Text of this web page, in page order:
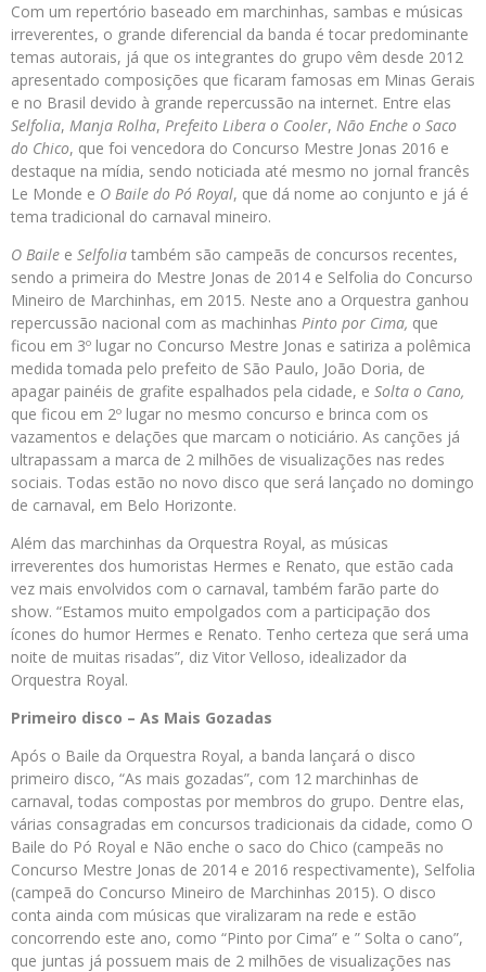
Com um repertório baseado em marchinhas, sambas e músicas
irreverentes, o grande diferencial da banda é tocar predominante
temas autorais, já que os integrantes do grupo vêm desde 2012
apresentado composições que ficaram famosas em Minas Gerais
e no Brasil devido à grande repercussão na internet. Entre elas
Selfolia, Manja Rolha, Prefeito Libera o Cooler, Não Enche o Saco
do Chico, que foi vencedora do Concurso Mestre Jonas 2016 e
destaque na mídia, sendo noticiada até mesmo no jornal francês
Le Monde e O Baile do Pó Royal, que dá nome ao conjunto e já é
tema tradicional do carnaval mineiro.
O Baile e Selfolia também são campeãs de concursos recentes,
sendo a primeira do Mestre Jonas de 2014 e Selfolia do Concurso
Mineiro de Marchinhas, em 2015. Neste ano a Orquestra ganhou
repercussão nacional com as machinhas Pinto por Cima, que
ficou em 3º lugar no Concurso Mestre Jonas e satiriza a polêmica
medida tomada pelo prefeito de São Paulo, João Doria, de
apagar painéis de grafite espalhados pela cidade, e Solta o Cano,
que ficou em 2º lugar no mesmo concurso e brinca com os
vazamentos e delações que marcam o noticiário. As canções já
ultrapassam a marca de 2 milhões de visualizações nas redes
sociais. Todas estão no novo disco que será lançado no domingo
de carnaval, em Belo Horizonte.
Além das marchinhas da Orquestra Royal, as músicas
irreverentes dos humoristas Hermes e Renato, que estão cada
vez mais envolvidos com o carnaval, também farão parte do
show. “Estamos muito empolgados com a participação dos
ícones do humor Hermes e Renato. Tenho certeza que será uma
noite de muitas risadas”, diz Vitor Velloso, idealizador da
Orquestra Royal.
Primeiro disco – As Mais Gozadas
Após o Baile da Orquestra Royal, a banda lançará o disco
primeiro disco, “As mais gozadas”, com 12 marchinhas de
carnaval, todas compostas por membros do grupo. Dentre elas,
várias consagradas em concursos tradicionais da cidade, como O
Baile do Pó Royal e Não enche o saco do Chico (campeãs no
Concurso Mestre Jonas de 2014 e 2016 respectivamente), Selfolia
(campeã do Concurso Mineiro de Marchinhas 2015). O disco
conta ainda com músicas que viralizaram na rede e estão
concorrendo este ano, como “Pinto por Cima” e ” Solta o cano”,
que juntas já possuem mais de 2 milhões de visualizações nas